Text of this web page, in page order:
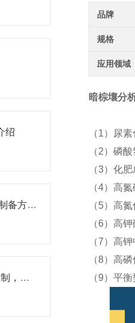
绍
微孔滤膜的基本结构、制备方法、性能特点以及应用领域
普西奥标准品： 灵活定制，满足特殊需求
品牌
规格
应用领域
暗棕壤分
（1）
（2）磷
（3）
（4）高
（5）高
（6）高
（7）高
（8）高
（9）平